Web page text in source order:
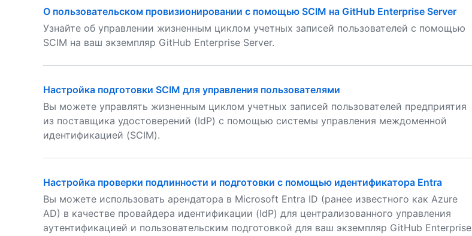
О пользовательском провизионировании с помощью SCIM на GitHub Enterprise Server
Узнайте об управлении жизненным циклом учетных записей пользователей с помощью
SCIM на ваш экземпляр GitHub Enterprise Server.
Настройка подготовки SCIM для управления пользователями
Вы можете управлять жизненным циклом учетных записей пользователей предприятия
из поставщика удостоверений (IdP) с помощью системы управления междоменной
идентификацией (SCIM).
Настройка проверки подлинности и подготовки с помощью идентификатора Entra
Вы можете использовать арендатора в Microsoft Entra ID (ранее известного как Azure
AD) в качестве провайдера идентификации (IdP) для централизованного управления
аутентификацией и пользовательским подготовкой для ваш экземпляр GitHub Enterprise